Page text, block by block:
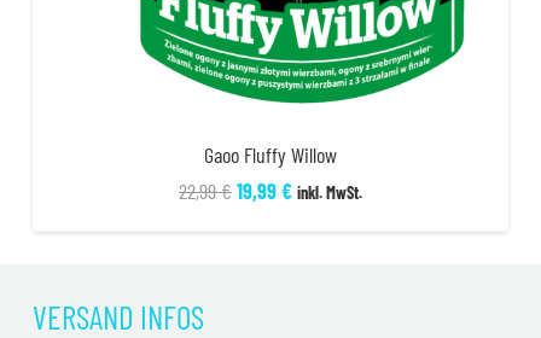
Gaoo Fluffy Willow
22,99€Ursprünglicher
19,99€Aktueller
inkl. MwSt.
VERSAND INFOS